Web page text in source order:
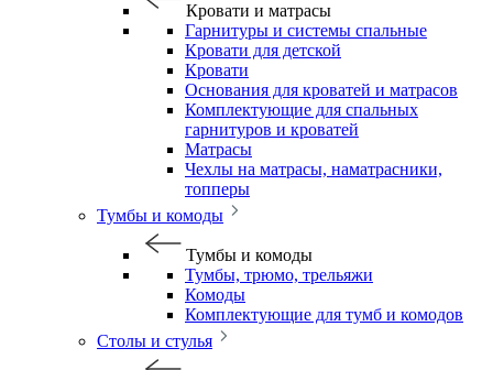
Кровати и матрасы
Гарнитуры и системы спальные
Кровати для детской
Кровати
Основания для кроватей и матрасов
Комплектующие для спальных
гарнитуров и кроватей
Матрасы
Чехлы на матрасы, наматрасники,
топперы
Тумбы и комоды
Тумбы и комоды
Тумбы, трюмо, трельяжи
Комоды
Комплектующие для тумб и комодов
Столы и стулья